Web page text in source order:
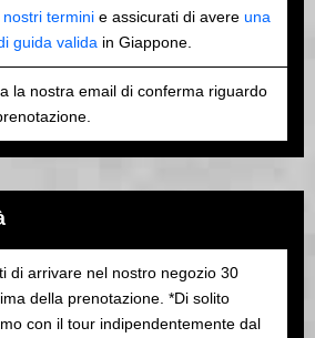
nostri termini e assicurati di avere una
guida valida in Giappone.
la nostra email di conferma riguardo
di arrivare nel nostro negozio 30
della prenotazione. *Di solito
con il tour indipendentemente dal